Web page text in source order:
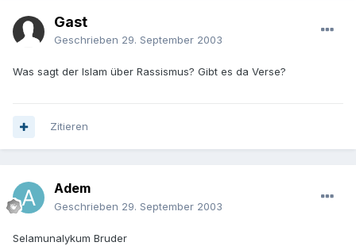
Gast
Geschrieben 29. September 2003
Was sagt der Islam über Rassismus? Gibt es da Verse?
Zitieren
Adem
Geschrieben 29. September 2003
Selamunalykum Bruder